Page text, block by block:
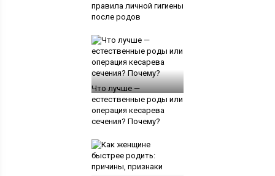
правила личной гигиены
после родов
Что лучше —
естественные роды или
операция кесарева
сечения? Почему?